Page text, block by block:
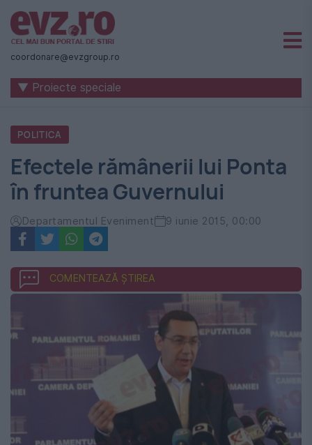
Știri
naționale
internaționale
România
-
Evenimentul
Zilei
coordonare@evzgroup.ro
▼ Proiecte speciale
POLITICA
Efectele rămânerii lui Ponta
în fruntea Guvernului
Departamentul Eveniment 9 iunie 2015, 00:00
COMENTEAZĂ ȘTIREA